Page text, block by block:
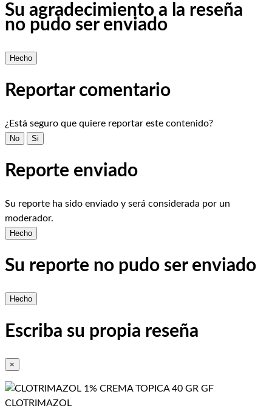
Su agradecimiento a la reseña
no pudo ser enviado
Hecho
Reportar comentario
¿Está seguro que quiere reportar este contenido?
No Si
Reporte enviado
Su reporte ha sido enviado y será considerada por un
moderador.
Hecho
Su reporte no pudo ser enviado
Hecho
Escriba su propia reseña
×